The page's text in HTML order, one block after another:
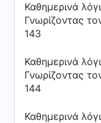
Καθημερινά
Γνωρίζοντας
143
Καθημερινά
Γνωρίζοντας
144
Καθημερινά